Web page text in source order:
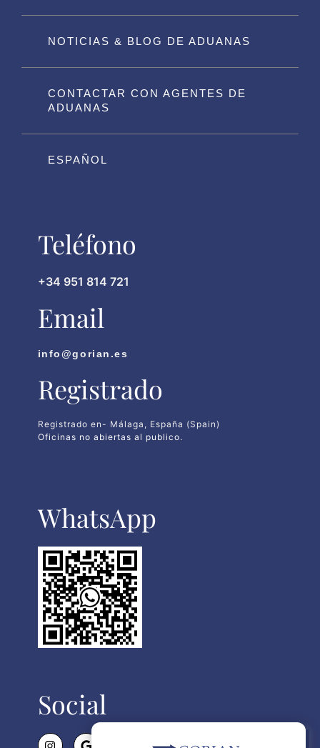
NOTICIAS & BLOG DE ADUANAS
CONTACTAR CON AGENTES DE
ADUANAS
ESPAÑOL
Teléfono
+34 951 814 721
Email
info@gorian.es
Registrado
Registrado en- Málaga, España (Spain)
Oficinas no abiertas al publico.
WhatsApp​
Social